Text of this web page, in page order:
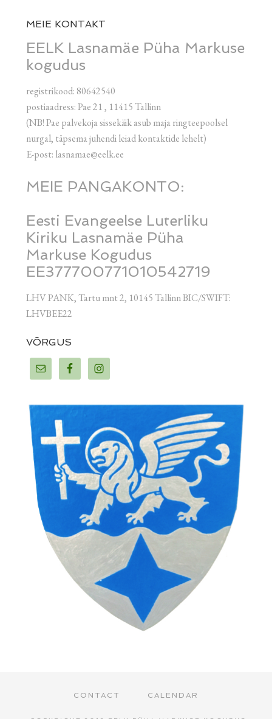
MEIE KONTAKT
EELK Lasnamäe Püha Markuse
kogudus
registrikood: 80642540
postiaadress: Pae 21 , 11415 Tallinn
(NB! Pae palvekoja sissekäik asub maja ringteepoolsel
nurgal, täpsema juhendi leiad kontaktide lehelt)
E-post: lasnamae@eelk.ee
MEIE PANGAKONTO:
Eesti Evangeelse Luterliku
Kiriku Lasnamäe Püha
Markuse Kogudus
EE377700771010542719
LHV PANK, Tartu mnt 2, 10145 Tallinn BIC/SWIFT:
LHVBEE22
VÕRGUS
CONTACT CALENDAR